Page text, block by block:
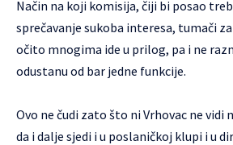
Način na koji komisija, čiji bi posao
sprečavanje sukoba interesa, tumači
očito mnogima ide u prilog, pa i ne
odustanu od bar jedne funkcije.
Ovo ne čudi zato što ni Vrhovac ne vidi
da i dalje sjedi i u poslaničkoj klupi i u